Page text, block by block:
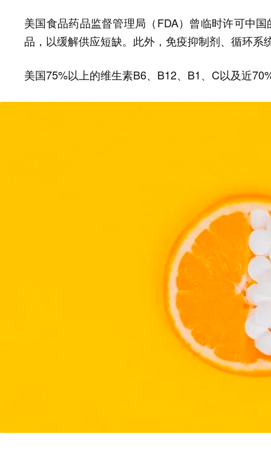
美国食品药品监督管理局（FDA）曾临时许可中
品，以缓解供应短缺。此外，免疫抑制剂、循环系
美国75%以上的维生素B6、B12、B1、C以及近